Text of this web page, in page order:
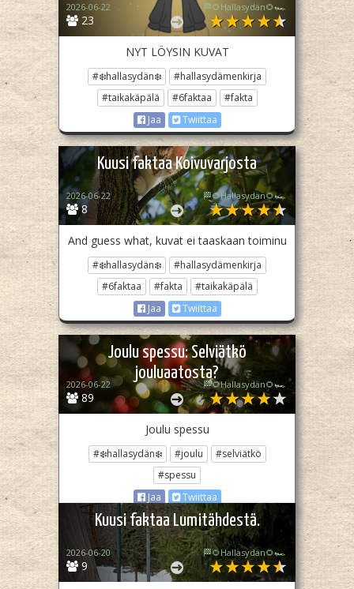
23
2026-06-22 🏁🌻Hallasydän🌻🏎️
NYT LÖYSIN KUVAT
#❄️hallasydän❄️
#hallasydämenkirja
#taikakäpälä
#6faktaa
#fakta
Jaa
Twiittaa
Kuusi faktaa Koivuvarjosta
8
2026-06-22 🏁🌻Hallasydän🌻🏎️
And guess what, kuvat ei taaskaan toiminu
#❄️hallasydän❄️
#hallasydämenkirja
#6faktaa
#fakta
#taikakäpälä
Jaa
Twiittaa
Joulu spessu: Selviätkö
jouluaatosta?
89
2026-06-22 🏁🌻Hallasydän🌻🏎️
Joulu spessu
#❄️hallasydän❄️ #joulu
#selviätkö
#spessu
Jaa
Twiittaa
Kuusi faktaa Lumitähdestä.
9
2026-06-20 🏁🌻Hallasydän🌻🏎️